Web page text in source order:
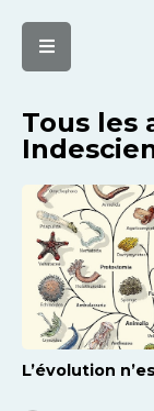
Tous les
L’évolution